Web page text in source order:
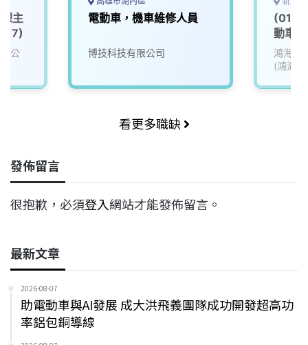
主
公
電動車，機車維修人員
博技科技有限公司
(01)
動車
(EV)
鴻海精
(鴻海)
看更多職缺
發佈留言
很抱歉，必須登入網站才能發佈留言。
最新文章
2026-08-07
助電動車與AI發展 成大洪飛義團隊成功開發超高功
率鋁包銅導線